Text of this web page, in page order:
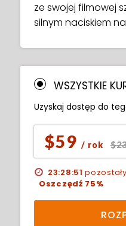
ze swojej filmowej
silnym naciskiem
WSZYSTKIE
Uzyskaj dostęp do
$59 / rok
23:28:50
Oszczędź 75%